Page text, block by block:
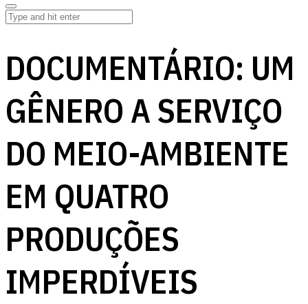
DOCUMENTÁRIO: UM
GÊNERO A SERVIÇO
DO MEIO-AMBIENTE
EM QUATRO
PRODUÇÕES
IMPERDÍVEIS